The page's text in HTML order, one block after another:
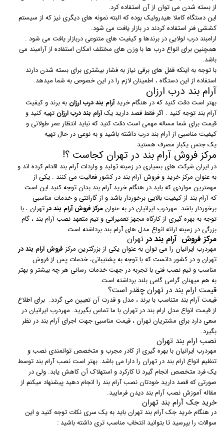
از بسته شدن می توان از آن استفاده کرد.
این دستگاه کاملا هیدرولیک بوده که البته نمونه های دیگری نیز که از سیستم
کششی فنر استفاده کردند در بازار یافت می شود.
ارامبند درب لولایی در برندها و کیفیت های متنوعی دربازار یافت می شود .
همچنین برای انواع درب ها با وزن های مختلف امکان استفاده از آرامبند می
باشد.
با توجه به اینکه قفل های برقی نیاز به فشار بیشتری برای بسته شدن دارند
استفاده از این دستگاه ، اطمینان لازم را در این خصوص به شما میدهد.
آرام بند درب ارزان
بهتر است دقت کنید که در هنگام خریدآرام بند درب ارزان به برند و کیفیت
آرام بند توجه کنید . اگر فقط قصد دارید یکآرام بند درب ارزان تهیه کنید و
قیمت برای شما مساله مهمی است دقت کنید که نباید انتظار عمر طولانی و
کیفیت مناسبی از آرام بند درب داشته باشید و به نوعی در حال تهیه
یک جنس یکبار مصرف هستید.
مرکز فروش آرام بند در تهران کجاست ؟!
در ایران شرکت های بسیاری در زمینه تولید و واردات آرام بند اقدام کرده اند و
به عنوان مرکز خرید و فروش آرام بند در کشور فعالیت می کنند . یکی از
مهمترین مواردی که باید در هنگام خرید آرام بند بدان توجه کنید این است
که آرام بند از کیفیت بالایی برخوردار باشد و از گارانتی و خدمات مناسبی
برخوردار باشد. مهردرب ایرانیان در به عنوانمرکز فروش آرام بند درتهران ، با
توجه به بهره گیری از کارگاه مجهز تعمیراتی و تیم متعهد نصب آرام بند ، گام
بزرگی در زمینه ارائه انواع مدل های آرام بند برداشته است.
مرکز فروش آرام بند در تهران
مهردرب ایرانیان را می توان به عنوان یکی از بزرگترین مرکز فروش آرام بند در
تهران و در کشور دانست که با توجه به پشتیبانی، خدمات پس از فروش
مناسب و تیم نصب فنی با تجربه در جهت خدمات رسانی هر چه بیشتر و بهتر
به هم میهنان گرامی گامی بلند برداشته است.
قیمت ارام بند در تهران چقدر است؟
قیمت آرام بند متناسب با برند ، مدل و قدرت آن تعیین می گردد. برای اطلاع
از قیمت انواع مدل ارام بند در تهران با ما تماس بگیرید. مهردرب ایرانیان در
سعی دارد برای مشتریان تهران ، قیمت مناسبی جهت اجرای آرام بند در نظر
بگیرد.
نصب ارام بند تهران
مهردرب ایرانیان با بهره گیری از کادر مجرب و متخصص توانمندی نصب و
تنظیم انواع ارام بند در تهران را دارا می باشد. بهتر است نصب آرام بند توسط
یک فرد متخصص انجام گیرد تا کارکرد و استهلاک آن کاهش یابد. ولی در
صورتی که قصد دارید خودتان نصب آرام بند را انجام دهید پیشنهاد میکنم از
مقاله آموزش نصب آرام بند دیدن فرمایید.
خرید جک آرام بند تهران
در هنگام خرید جک آرام بند تهران باید به یک سری نکات توجه کنید و این
سوالات را بپرسید تا بتوانید انتخاب مناسب تری داشته باشید :